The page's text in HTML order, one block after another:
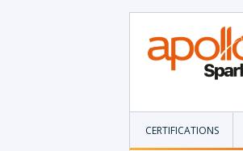
CERTIFICATIONS